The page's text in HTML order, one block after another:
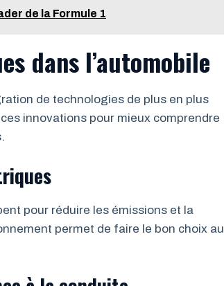
de la Formule 1
dans l’automobile
de technologies de plus en plus
innovations pour mieux comprendre
pour réduire les émissions et la
permet de faire le bon choix au